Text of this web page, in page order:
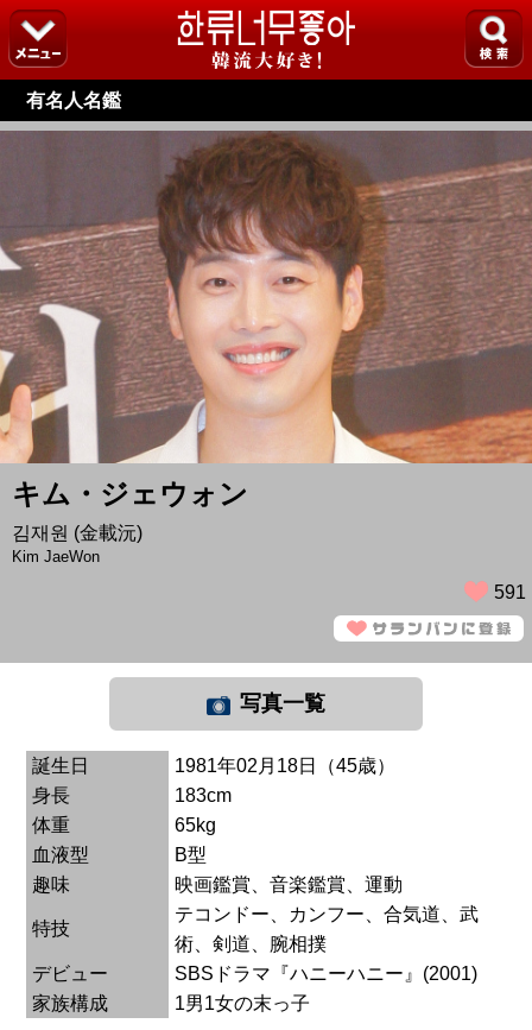
有名人名鑑
キム・ジェウォン
김재원 (金載沅)
Kim JaeWon
591
写真一覧
誕生日
1981年02月18日（45歳）
身長
183cm
体重
65kg
血液型
B型
趣味
映画鑑賞、音楽鑑賞、運動
特技
テコンドー、カンフー、合気道、武
術、剣道、腕相撲
デビュー
SBSドラマ『ハニーハニー』(2001)
家族構成
1男1女の末っ子